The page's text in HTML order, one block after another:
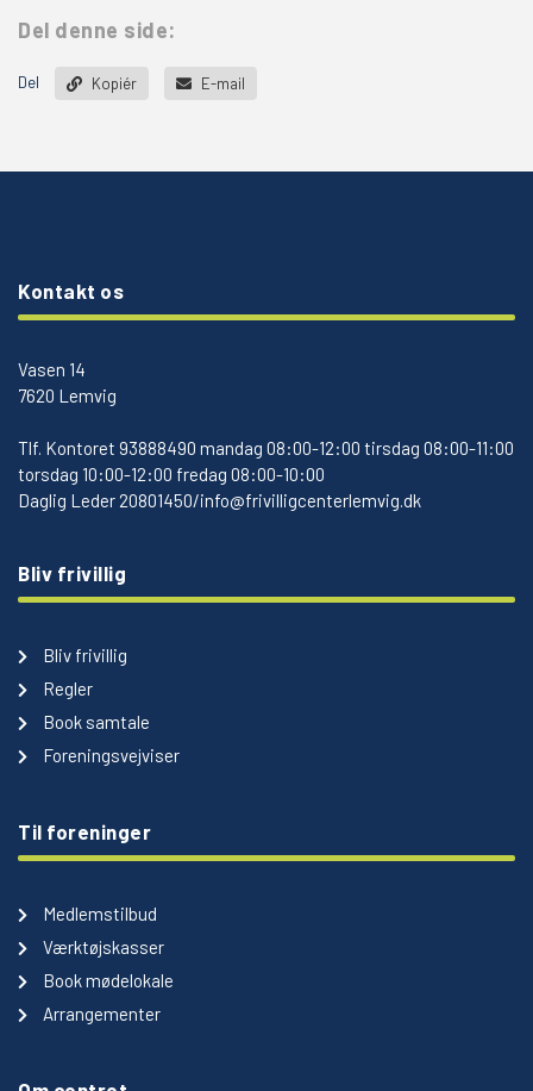
Del denne side:
Del Kopiér E-mail
Kontakt os
Vasen 14
7620 Lemvig
Tlf. Kontoret 93888490 mandag 08:00-12:00 tirsdag 08:00-11:00
torsdag 10:00-12:00 fredag 08:00-10:00
Daglig Leder 20801450/info@frivilligcenterlemvig.dk
Bliv frivillig
Bliv frivillig
Regler
Book samtale
Foreningsvejviser
Til foreninger
Medlemstilbud
Værktøjskasser
Book mødelokale
Arrangementer